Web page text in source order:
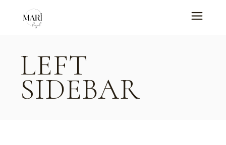
LEFT
SIDEBAR